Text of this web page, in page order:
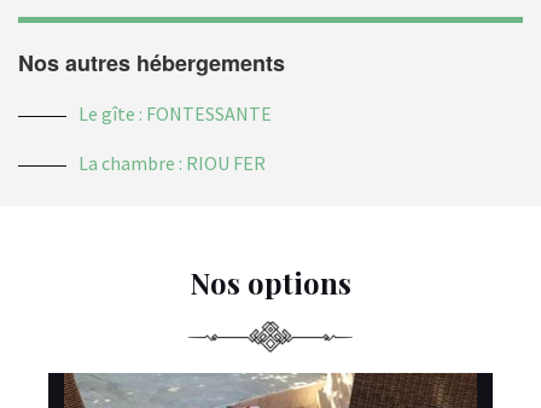
Nos autres hébergements
Le gîte : FONTESSANTE
La chambre : RIOU FER
Nos options